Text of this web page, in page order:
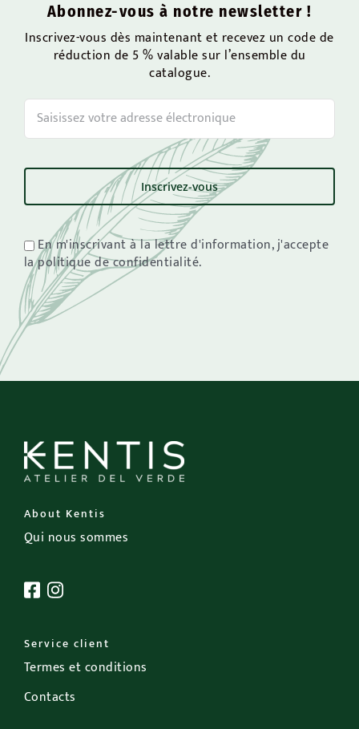
Abonnez-vous à notre newsletter !
Inscrivez-vous dès maintenant et recevez un code de
réduction de 5 % valable sur l’ensemble du
catalogue.
En m'inscrivant à la lettre d'information, j'accepte
la politique de confidentialité.
About Kentis
Qui nous sommes
Service client
Termes et conditions
Contacts